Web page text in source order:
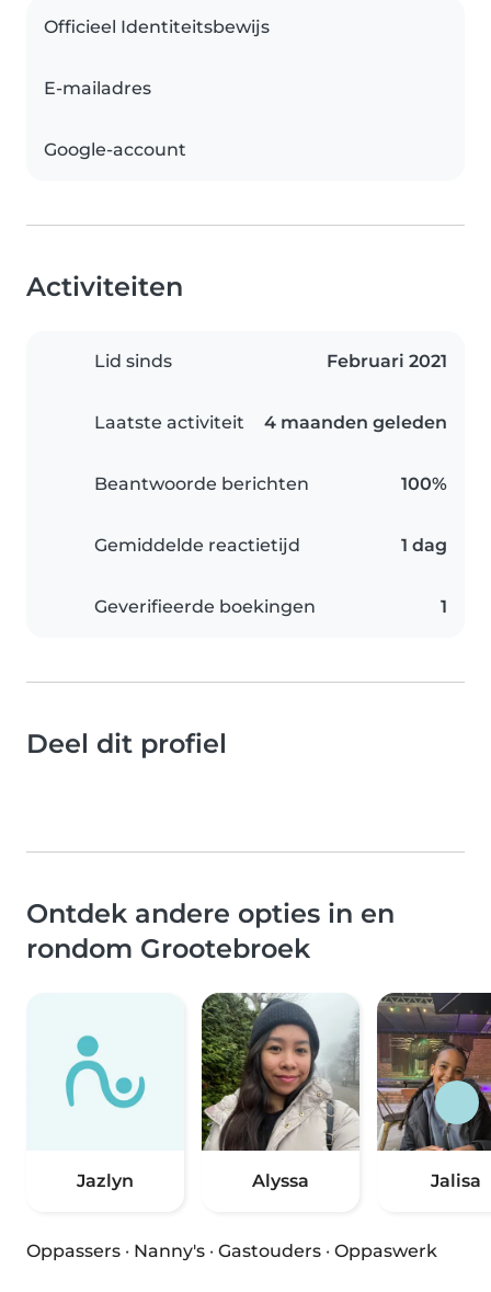
Officieel Identiteitsbewijs
E-mailadres
Google-account
Activiteiten
Lid sinds Februari 2021
Laatste activiteit 4 maanden geleden
Beantwoorde berichten 100%
Gemiddelde reactietijd 1 dag
Geverifieerde boekingen 1
Deel dit profiel
Ontdek andere opties in en
rondom Grootebroek
Jazlyn Alyssa Jalisa
Oppassers · Nanny's · Gastouders · Oppaswerk